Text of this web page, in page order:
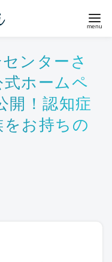
ンターさ
ホームペ
開！認知症
お持ちの